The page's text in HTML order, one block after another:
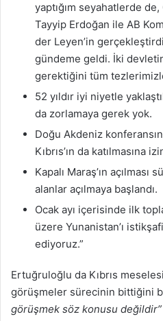
yaptığım seyahatlerde
Tayyip Erdoğan ile AB
der Leyen’in
gündeme geldi. İki
gerektiğini tüm
52 yıldır iyi niyetle
da zorlamaya gerek yok.
Doğu Akdeniz
Kıbrıs’ın da katılmasına
Kapalı Maraş’ın açılması
alanlar açılmaya başlandı.
Ocak ayı içerisinde ilk
üzere Yunanistan’ı
ediyoruz.”
Ertuğruloğlu da Kıbrıs
görüşmeler sürecinin bittiğini
görüşmek söz konusu değildir”